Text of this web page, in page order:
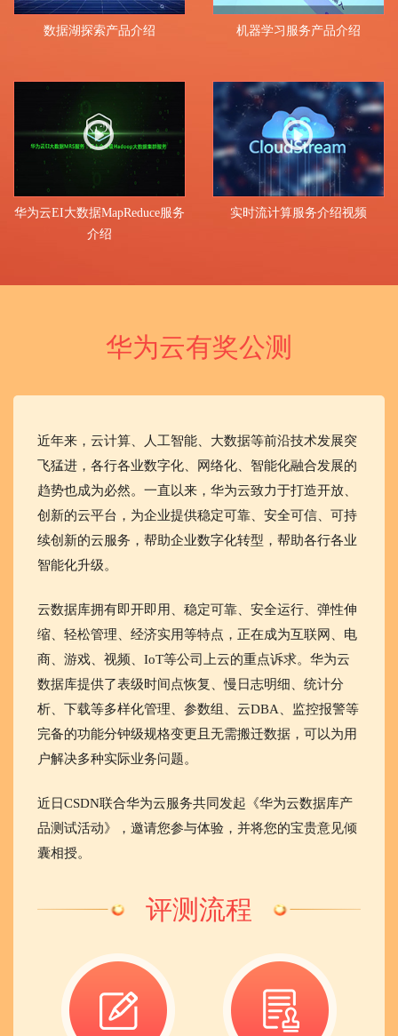
数据湖探索产品介绍 机器学习服务产品介绍
华为云EI大数据MapReduce服务
介绍
实时流计算服务介绍视频
华为云有奖公测
近年来，云计算、人工智能、大数据等前沿技术发展突
飞猛进，各行各业数字化、网络化、智能化融合发展的
趋势也成为必然。一直以来，华为云致力于打造开放、
创新的云平台，为企业提供稳定可靠、安全可信、可持
续创新的云服务，帮助企业数字化转型，帮助各行各业
智能化升级。
云数据库拥有即开即用、稳定可靠、安全运行、弹性伸
缩、轻松管理、经济实用等特点，正在成为互联网、电
商、游戏、视频、IoT等公司上云的重点诉求。华为云
数据库提供了表级时间点恢复、慢日志明细、统计分
析、下载等多样化管理、参数组、云DBA、监控报警等
完备的功能分钟级规格变更且无需搬迁数据，可以为用
户解决多种实际业务问题。
近日CSDN联合华为云服务共同发起《华为云数据库产
品测试活动》，邀请您参与体验，并将您的宝贵意见倾
囊相授。
评测流程